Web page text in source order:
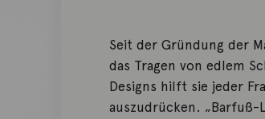
Seit der Gründung der
das Tragen von edlem
Designs hilft sie jeder
auszudrücken. „Barfuß-